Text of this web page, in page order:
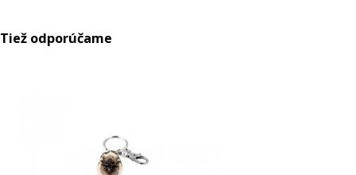
Tiež odporúčame